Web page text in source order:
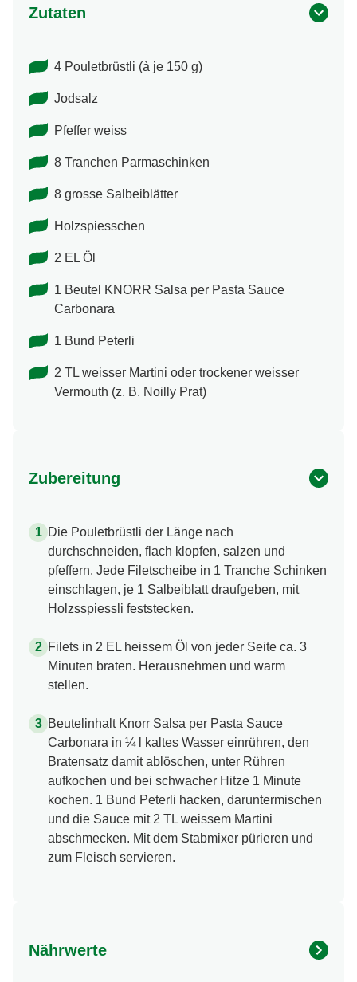
Zutaten
4 Pouletbrüstli (à je 150 g)
Jodsalz
Pfeffer weiss
8 Tranchen Parmaschinken
8 grosse Salbeiblätter
Holzspiesschen
2 EL Öl
1 Beutel KNORR Salsa per Pasta Sauce
Carbonara
1 Bund Peterli
2 TL weisser Martini oder trockener weisser
Vermouth (z. B. Noilly Prat)
Zubereitung
Die Pouletbrüstli der Länge nach
durchschneiden, flach klopfen, salzen und
pfeffern. Jede Filetscheibe in 1 Tranche Schinken
einschlagen, je 1 Salbeiblatt draufgeben, mit
Holzsspiessli feststecken.
Filets in 2 EL heissem Öl von jeder Seite ca. 3
Minuten braten. Herausnehmen und warm
stellen.
Beutelinhalt Knorr Salsa per Pasta Sauce
Carbonara in ¼ l kaltes Wasser einrühren, den
Bratensatz damit ablöschen, unter Rühren
aufkochen und bei schwacher Hitze 1 Minute
kochen. 1 Bund Peterli hacken, daruntermischen
und die Sauce mit 2 TL weissem Martini
abschmecken. Mit dem Stabmixer pürieren und
zum Fleisch servieren.
Nährwerte